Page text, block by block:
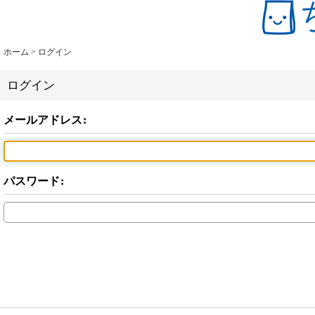
ホーム > ログイン
ログイン
メールアドレス:
パスワード: